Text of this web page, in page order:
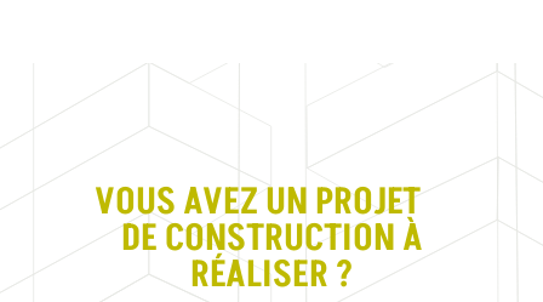
VOUS AVEZ UN PROJET
DE CONSTRUCTION À
RÉALISER ?